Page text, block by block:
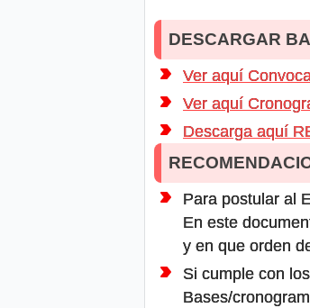
DESCARGAR
Ver aquí
Ver aquí
Descarga aquí
Para postular al
En este
y en que orden
Si cumple con
Bases/